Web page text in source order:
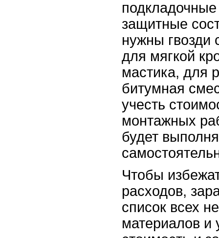
защитные
нужны гвозди
для мягкой
мастика, для
битумная
учесть
монтажных
будет
Чтобы
расходов,
список всех
материалов и